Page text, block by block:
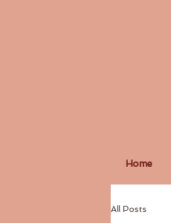
Home
All Posts